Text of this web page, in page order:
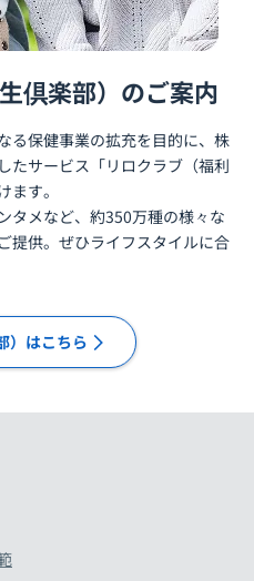
倶楽部）のご案内
る保健事業の拡充を目的に、株
たサービス「リロクラブ（福利
す。
タメなど、約350万種の様々な
提供。ぜひライフスタイルに合
）はこちら